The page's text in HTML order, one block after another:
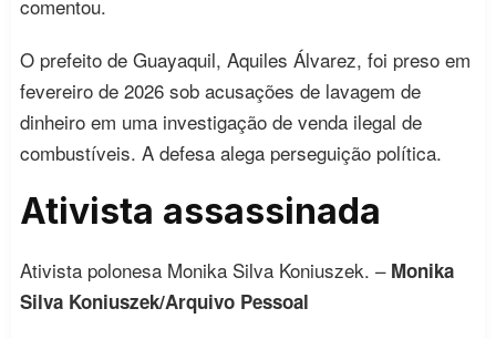
comentou.
O prefeito de Guayaquil, Aquiles Álvarez, foi preso em
fevereiro de 2026 sob acusações de lavagem de
dinheiro em uma investigação de venda ilegal de
combustíveis. A defesa alega perseguição política.
Ativista assassinada
Ativista polonesa Monika Silva Koniuszek. – Monika
Silva Koniuszek/Arquivo Pessoal